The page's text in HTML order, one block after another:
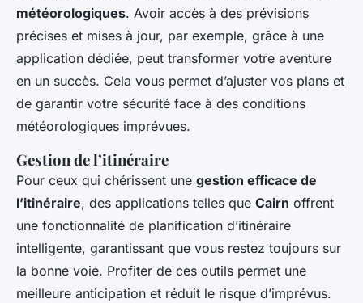
météorologiques. Avoir accès à des prévisions
précises et mises à jour, par exemple, grâce à une
application dédiée, peut transformer votre aventure
en un succès. Cela vous permet d’ajuster vos plans et
de garantir votre sécurité face à des conditions
météorologiques imprévues.
Gestion de l’itinéraire
Pour ceux qui chérissent une gestion efficace de
l’itinéraire, des applications telles que Cairn offrent
une fonctionnalité de planification d’itinéraire
intelligente, garantissant que vous restez toujours sur
la bonne voie. Profiter de ces outils permet une
meilleure anticipation et réduit le risque d’imprévus.